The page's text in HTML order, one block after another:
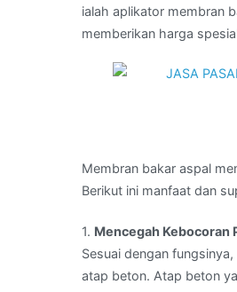
:
aplikator
bakar
ialah aplikator membran
memberikan harga
Membran bakar aspal
Berikut ini manfaat dan
1. Mencegah Kebocoran
Sesuai dengan
atap beton. Atap beton